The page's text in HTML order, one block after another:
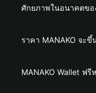
ศักยภาพในอนาคตขอ
ราคา MANAKO จะขึ้
MANAKO Wallet ฟรี